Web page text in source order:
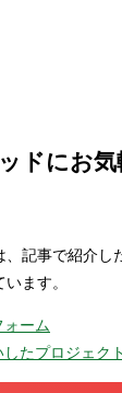
ドにお気
、記事で紹介し
ます。
ォーム
たプロジェクト